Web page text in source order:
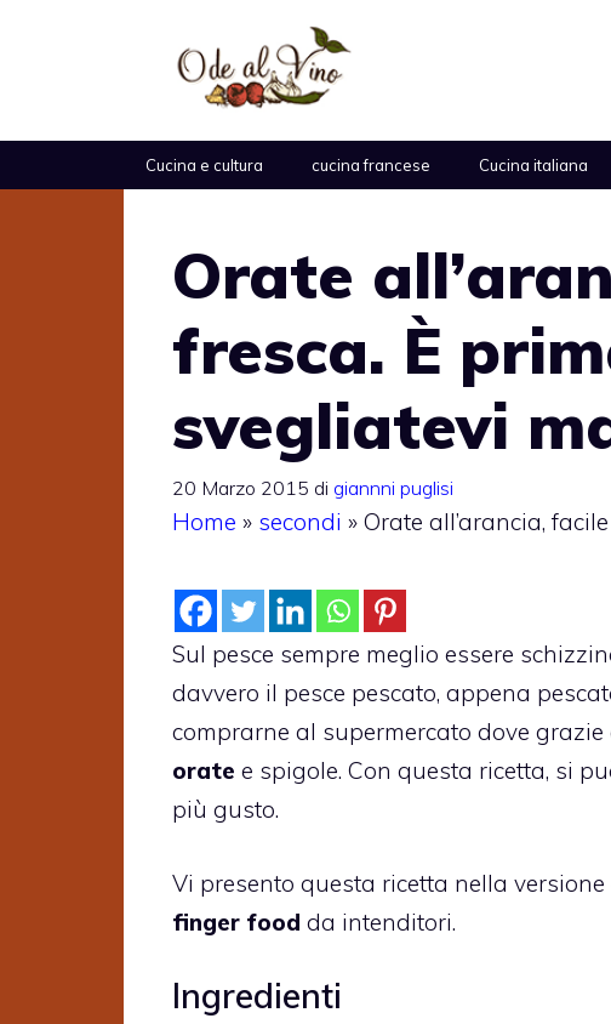
Cucina e cultura cucina francese Cucina italiana
Orate
fresca. È
svegliatevi
20 Marzo 2015 di giannni puglisi
Home » secondi » Orate all’arancia,
Sul pesce sempre meglio essere
davvero il pesce pescato, appena
comprarne al supermercato dove
orate e spigole. Con questa ricetta, si
più gusto.
Vi presento questa ricetta nella
finger food da intenditori.
Ingredienti